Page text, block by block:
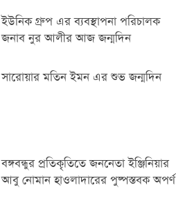
ইউনিক গ্রুপ এর ব্যবস্থাপনা পরিচালক
জনাব নুর আলীর আজ জন্মদিন
সারোয়ার মতিন ইমন এর শুভ জন্মদিন
বঙ্গবন্ধুর প্রতিকৃতিতে জননেতা ইঞ্জিনিয়ার
আবু নোমান হাওলাদারের পুষ্পস্তবক অপর্ণ